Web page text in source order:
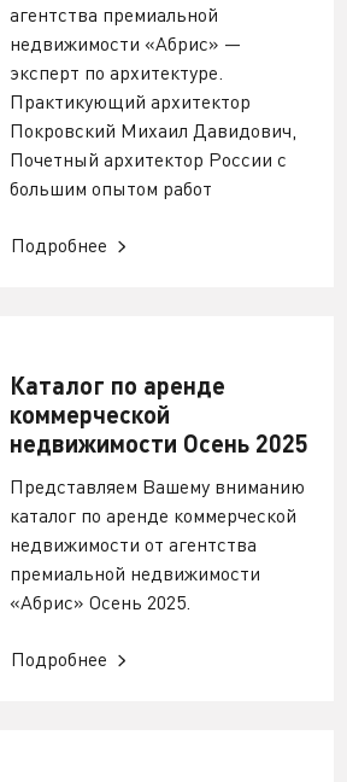
агентства премиальной
недвижимости «Абрис» —
эксперт по архитектуре.
Практикующий архитектор
Покровский Михаил Давидович,
Почетный архитектор России с
большим опытом работ
Подробнее
Каталог по аренде
коммерческой
недвижимости Осень 2025
Представляем Вашему вниманию
каталог по аренде коммерческой
недвижимости от агентства
премиальной недвижимости
«Абрис» Осень 2025.
Подробнее